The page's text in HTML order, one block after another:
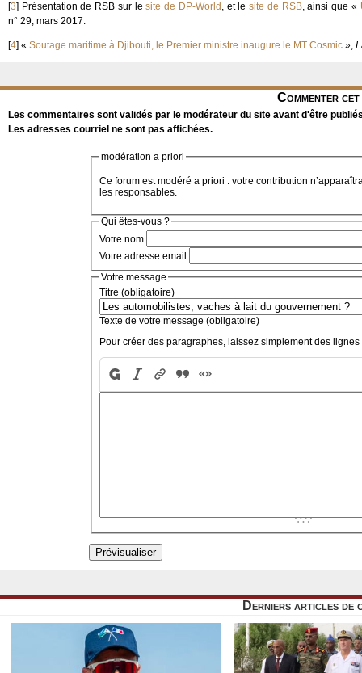
[3] Présentation de RSB sur lesite de DP-World , et lesite de RSB, ainsi que «
n° 29, mars 2017.
[4] « Soutage maritime à Djibouti, le Premier ministre inaugure le MT Cosmic »,
Commenter
Les commentaires sont validés par le modérateur du site avant d'être
Les adresses courriel ne sont pas affichées.
modération a priori
Ce forum est modéré a priori : votre contribution
les responsables.
Qui êtes-vous ?
Votre nom
Votre adresse email
Votre message
Titre (obligatoire)
Texte de votre message (obligatoire)
Pour créer des paragraphes, laissez simplement des lignes
Derniers articles de